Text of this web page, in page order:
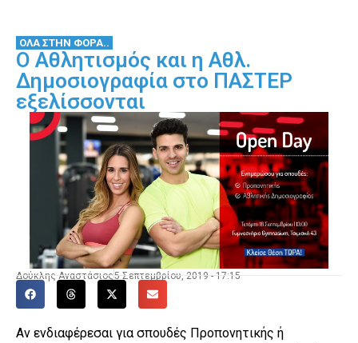
ΟΛΑ ΣΤΗΝ ΦΟΡΑ..
Ο Αθλητισμός και η Αθλ.
Δημοσιογραφία στο ΠΑΣΤΕΡ
εξελίσσονται
Δούκλης Αναστάσιος5 Σεπτεμβρίου, 2019 - 17:15
Αν ενδιαφέρεσαι για σπουδές Προπονητικής ή